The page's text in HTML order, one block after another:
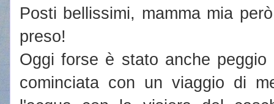
Posti bellissimi, mamma mia
preso!
Oggi forse è stato anche
cominciata con un viaggio di